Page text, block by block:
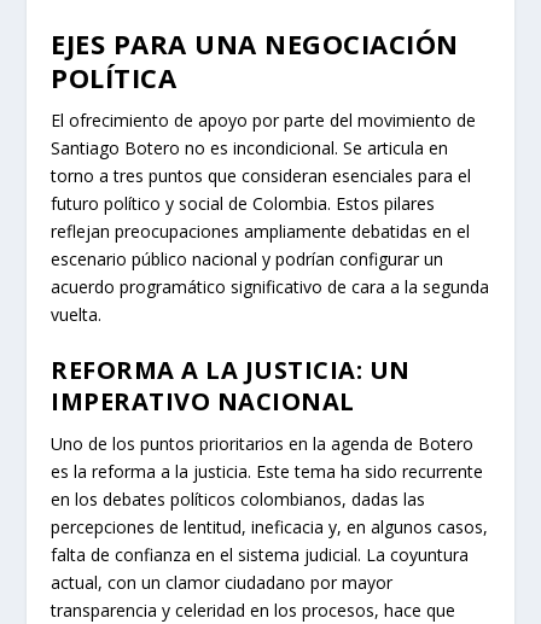
EJES PARA UNA NEGOCIACIÓN
POLÍTICA
El ofrecimiento de apoyo por parte del movimiento de
Santiago Botero no es incondicional. Se articula en
torno a tres puntos que consideran esenciales para el
futuro político y social de Colombia. Estos pilares
reflejan preocupaciones ampliamente debatidas en el
escenario público nacional y podrían configurar un
acuerdo programático significativo de cara a la segunda
vuelta.
REFORMA A LA JUSTICIA: UN
IMPERATIVO NACIONAL
Uno de los puntos prioritarios en la agenda de Botero
es la reforma a la justicia. Este tema ha sido recurrente
en los debates políticos colombianos, dadas las
percepciones de lentitud, ineficacia y, en algunos casos,
falta de confianza en el sistema judicial. La coyuntura
actual, con un clamor ciudadano por mayor
transparencia y celeridad en los procesos, hace que